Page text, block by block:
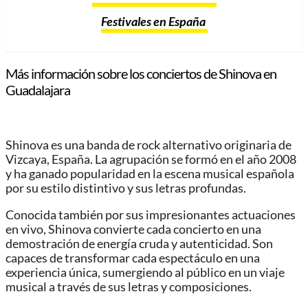
Festivales en España
Más información sobre los conciertos de Shinova en
Guadalajara
Shinova es una banda de rock alternativo originaria de
Vizcaya, España. La agrupación se formó en el año 2008
y ha ganado popularidad en la escena musical española
por su estilo distintivo y sus letras profundas.
Conocida también por sus impresionantes actuaciones
en vivo, Shinova convierte cada concierto en una
demostración de energía cruda y autenticidad. Son
capaces de transformar cada espectáculo en una
experiencia única, sumergiendo al público en un viaje
musical a través de sus letras y composiciones.